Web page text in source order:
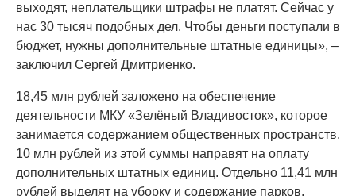
выходят, неплательщики штрафы не платят. Сейчас у
нас 30 тысяч подобных дел. Чтобы деньги поступали в
бюджет, нужны дополнительные штатные единицы», –
заключил Сергей Дмитриенко.
18,45 млн рублей заложено на обеспечение
деятельности МКУ «Зелёный Владивосток», которое
занимается содержанием общественных пространств.
10 млн рублей из этой суммы направят на оплату
дополнительных штатных единиц. Отдельно 11,41 млн
рублей выделят на уборку и содержание парков,